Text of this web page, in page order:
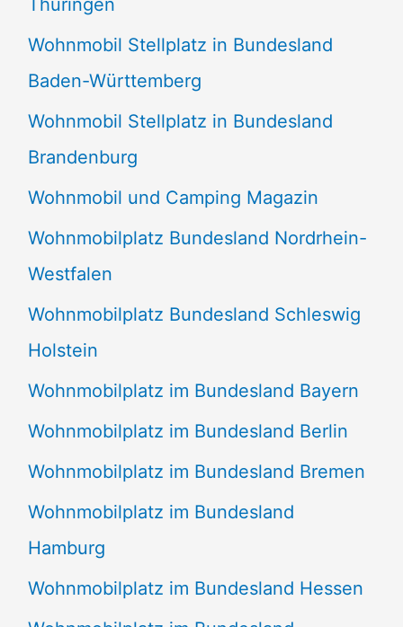
Wohnmobil Stellplatz in Bundesland
Baden-Württemberg
Wohnmobil Stellplatz in Bundesland
Brandenburg
Wohnmobil und Camping Magazin
Wohnmobilplatz Bundesland Nordrhein-
Westfalen
Wohnmobilplatz Bundesland Schleswig
Holstein
Wohnmobilplatz im Bundesland Bayern
Wohnmobilplatz im Bundesland Berlin
Wohnmobilplatz im Bundesland Bremen
Wohnmobilplatz im Bundesland
Hamburg
Wohnmobilplatz im Bundesland Hessen